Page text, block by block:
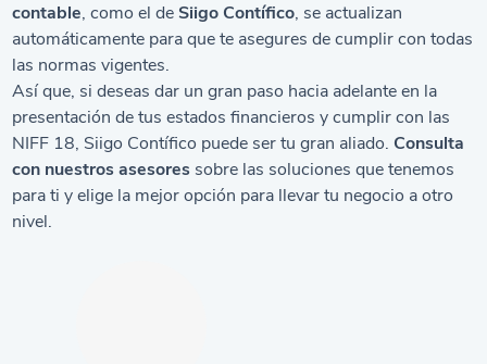
contable, como el deSiigo Contífico, se actualizan
automáticamente para que te asegures de cumplir con todas
las normas vigentes.
Así que, si deseas dar un gran paso hacia adelante en la
presentación de tus estados financieros y cumplir con las
NIFF 18, Siigo Contífico puede ser tu gran aliado. Consulta
con nuestros asesores sobre las soluciones que tenemos
para ti y elige la mejor opción para llevar tu negocio a otro
nivel.